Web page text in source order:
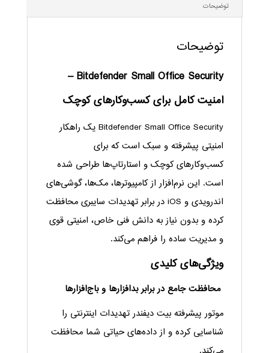
توضیحات
توضیحات
Bitdefender Small Office Security –
امنیت کامل برای کسب‌وکارهای کوچک
Bitdefender Small Office Security یک راهکار
امنیتی پیشرفته و سبک است که برای
کسب‌وکارهای کوچک و استارتاپ‌ها طراحی شده
است. این نرم‌افزار از کامپیوترها، مک‌ها، گوشی‌های
اندرویدی و iOS در برابر تهدیدات سایبری محافظت
کرده و بدون نیاز به دانش فنی خاص، امنیتی قوی
و مدیریت ساده را فراهم می‌کند.
ویژگی‌های کلیدی
محافظت جامع در برابر بدافزارها و باج‌افزارها
موتور پیشرفته بیت دیفندر تهدیدات اینترنتی را
شناسایی کرده و از داده‌های حیاتی شما محافظت